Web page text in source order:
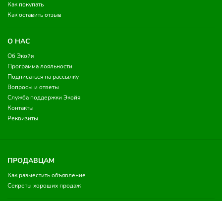
Как покупать
Как оставить отзыв
О НАС
Об Экойя
Программа лояльности
Подписаться на рассылку
Вопросы и ответы
Служба поддержки Экойя
Контакты
Реквизиты
ПРОДАВЦАМ
Как разместить объявление
Секреты хороших продаж